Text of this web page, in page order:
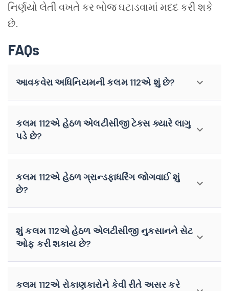
નિર્ણયો લેતી વખતે કર બોજ ઘટાડવામાં મદદ કરી શકે
છે.
FAQs
આવકવેરા અધિનિયમની કલમ 112એ શું છે?
કલમ 112એ હેઠળ એલટીસીજી ટેક્સ ક્યારે લાગુ
પડે છે?
કલમ 112એ હેઠળ ગ્રાન્ડફાધરિંગ જોગવાઈ શું
છે?
શું કલમ 112એ હેઠળ એલટીસીજી નુકસાનને સેટ
ઓફ કરી શકાય છે?
કલમ 112એ રોકાણકારોને કેવી રીતે અસર કરે